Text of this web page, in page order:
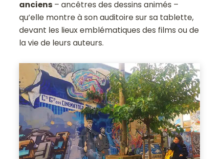
anciens – ancêtres des dessins animés –
qu’elle montre à son auditoire sur sa tablette,
devant les lieux emblématiques des films ou de
la vie de leurs auteurs.